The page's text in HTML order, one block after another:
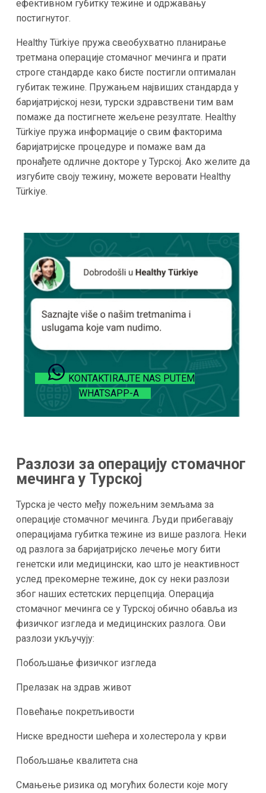
ефективном губитку тежине и одржавању
постигнутог.
Healthy Türkiye пружа свеобухватно планирање
третмана операције стомачног мечинга и прати
строге стандарде како бисте постигли оптималан
губитак тежине. Пружањем највиших стандарда у
баријатријској нези, турски здравствени тим вам
помаже да постигнете жељене резултате. Healthy
Türkiye пружа информације о свим факторима
баријатријске процедуре и помаже вам да
пронађете одличне докторе у Турској. Ако желите да
изгубите своју тежину, можете веровати Healthy
Türkiye.
KONTAKTIRAJTE NAS PUTEM
WHATSAPP-A
Разлози за операцију стомачног
мечинга у Турској
Турска је често међу пожељним земљама за
операције стомачног мечинга. Људи прибегавају
операцијама губитка тежине из више разлога. Неки
од разлога за баријатријско лечење могу бити
генетски или медицински, као што је неактивност
услед прекомерне тежине, док су неки разлози
због наших естетских перцепција. Операција
стомачног мечинга се у Турској обично обавља из
физичког изгледа и медицинских разлога. Ови
разлози укључују:
Побољшање физичког изгледа
Прелазак на здрав живот
Повећање покретљивости
Ниске вредности шећера и холестерола у крви
Побољшање квалитета сна
Смањење ризика од могућих болести које могу